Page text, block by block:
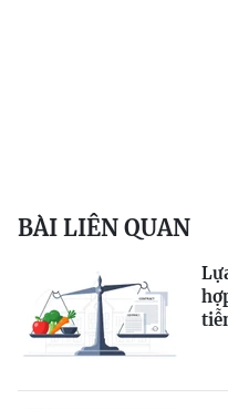
BÀI LIÊN QUAN